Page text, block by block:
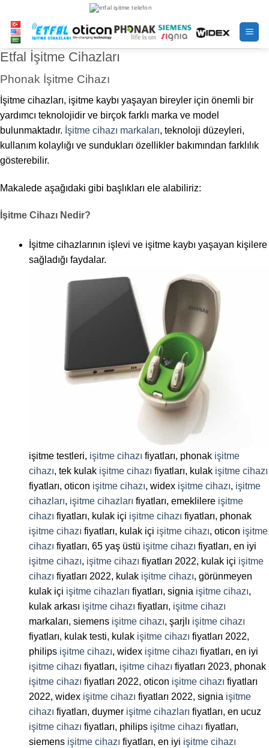
atla
Etfal İşitme Cihazları
Phonak İşitme Cihazı
İşitme cihazları, işitme kaybı yaşayan bireyler için önemli bir
yardımcı teknolojidir ve birçok farklı marka ve model
bulunmaktadır. İşitme cihazı markaları, teknoloji düzeyleri,
kullanım kolaylığı ve sundukları özellikler bakımından farklılık
gösterebilir.
Makalede aşağıdaki gibi başlıkları ele alabiliriz:
İşitme Cihazı Nedir?
İşitme cihazlarının işlevi ve işitme kaybı yaşayan kişilere
sağladığı faydalar.
işitme testleri, işitme cihazı fiyatları, phonak işitme
cihazı, tek kulak işitme cihazı fiyatları, kulak işitme cihazı
fiyatları, oticon işitme cihazı, widex işitme cihazı, işitme
cihazları, işitme cihazları fiyatları, emeklilere işitme
cihazı fiyatları, kulak içi işitme cihazı fiyatları, phonak
işitme cihazı fiyatları, kulak içi işitme cihazı, oticon işitme
cihazı fiyatları, 65 yaş üstü işitme cihazı fiyatları, en iyi
işitme cihazı, işitme cihazı fiyatları 2022, kulak içi işitme
cihazı fiyatları 2022, kulak işitme cihazı, görünmeyen
kulak içi işitme cihazları fiyatları, signia işitme cihazı,
kulak arkası işitme cihazı fiyatları, işitme cihazı
markaları, siemens işitme cihazı, şarjlı işitme cihazı
fiyatları, kulak testi, kulak işitme cihazı fiyatları 2022,
philips işitme cihazı, widex işitme cihazı fiyatları, en iyi
işitme cihazı fiyatları, işitme cihazı fiyatları 2023, phonak
işitme cihazı fiyatları 2022, oticon işitme cihazı fiyatları
2022, widex işitme cihazı fiyatları 2022, signia işitme
cihazı fiyatları, duymer işitme cihazları fiyatları, en ucuz
işitme cihazı fiyatları, philips işitme cihazı fiyatları,
siemens işitme cihazı fiyatları, en iyi işitme cihazı